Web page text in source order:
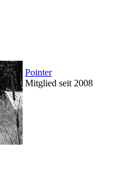
Pointer
Mitglied seit 2008